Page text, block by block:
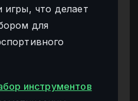
что делает
для
инструментов